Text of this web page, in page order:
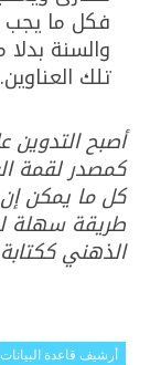
فكل ما
والسنة
تلك العناوين.
أصبح التدوين
كمصدر لقمة
كل ما يمكن إن
طريقة سهلة
الذهني
أرشيف قاعدة البيانات